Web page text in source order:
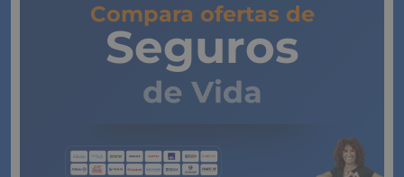
Compara ofertas de
Seguros
de Vida